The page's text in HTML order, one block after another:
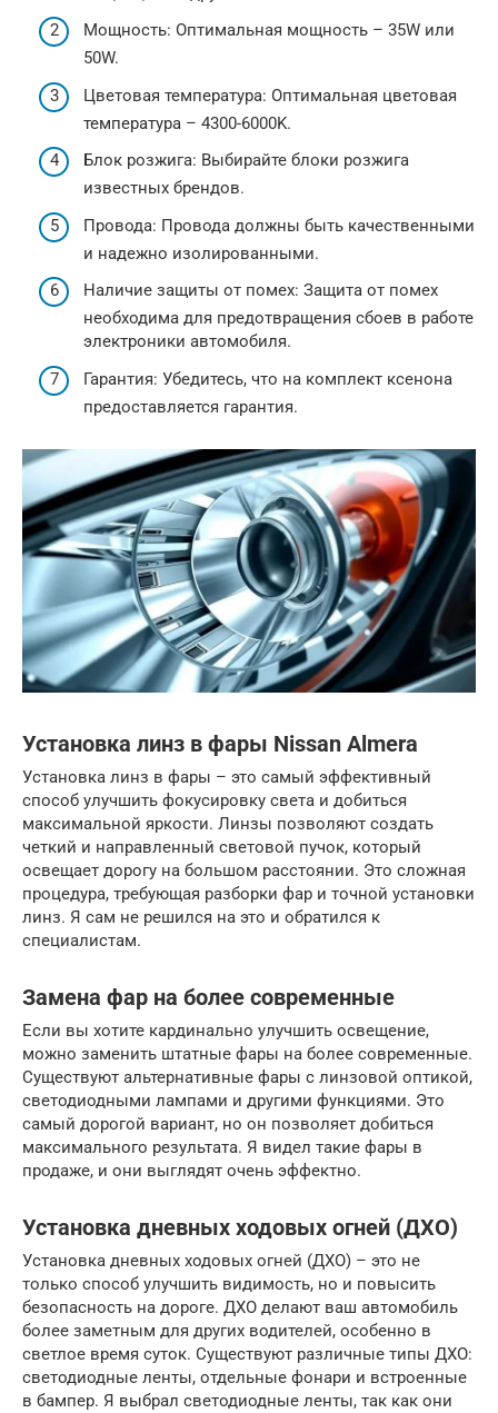
Мощность: Оптимальная мощность – 35W или
50W.
Цветовая температура: Оптимальная цветовая
температура – 4300-6000K.
Блок розжига: Выбирайте блоки розжига
известных брендов.
Провода: Провода должны быть качественными
и надежно изолированными.
Наличие защиты от помех: Защита от помех
необходима для предотвращения сбоев в работе
электроники автомобиля.
Гарантия: Убедитесь, что на комплект ксенона
предоставляется гарантия.
Установка линз в фары Nissan Almera
Установка линз в фары – это самый эффективный
способ улучшить фокусировку света и добиться
максимальной яркости. Линзы позволяют создать
четкий и направленный световой пучок, который
освещает дорогу на большом расстоянии. Это сложная
процедура, требующая разборки фар и точной установки
линз. Я сам не решился на это и обратился к
специалистам.
Замена фар на более современные
Если вы хотите кардинально улучшить освещение,
можно заменить штатные фары на более современные.
Существуют альтернативные фары с линзовой оптикой,
светодиодными лампами и другими функциями. Это
самый дорогой вариант, но он позволяет добиться
максимального результата. Я видел такие фары в
продаже, и они выглядят очень эффектно.
Установка дневных ходовых огней (ДХО)
Установка дневных ходовых огней (ДХО) – это не
только способ улучшить видимость, но и повысить
безопасность на дороге. ДХО делают ваш автомобиль
более заметным для других водителей, особенно в
светлое время суток. Существуют различные типы ДХО:
светодиодные ленты, отдельные фонари и встроенные
в бампер. Я выбрал светодиодные ленты, так как они